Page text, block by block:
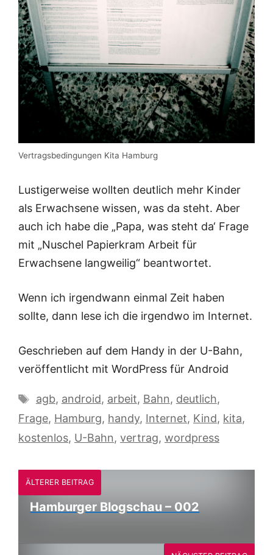
Vertragsbedingungen Kita Hamburg
Lustigerweise wollten deutlich mehr Kinder
als Erwachsene wissen, was da steht. Aber
auch ich habe die „Papa, was steht da‘ Frage
mit „Nuschel Papierkram Arbeit für
Erwachsene langweilig“ beantwortet.
Wenn ich irgendwann einmal Zeit haben
sollte, dann lese ich die irgendwo im Internet.
Geschrieben auf dem Handy in der U-Bahn,
veröffentlicht mit WordPress für Android
Schlagwörter
agb, android, arbeit, Bahn, deutlich,
Frage, Hamburg, handy, Internet, Kind, kita,
kostenlos, U-Bahn, vertrag, wordpress
ÄLTERER BEITRAG
Hamburger Blogschau – 002